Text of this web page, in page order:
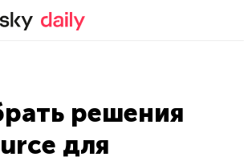
Блог Касперского
решения
для